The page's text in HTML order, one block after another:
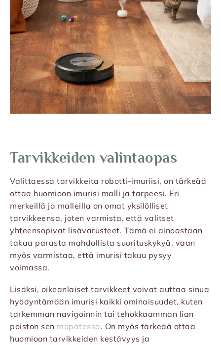
Tarvikkeiden valintaopas
Valittaessa tarvikkeita robotti-imuriisi, on tärkeää
ottaa huomioon imurisi malli ja tarpeesi. Eri
merkeillä ja malleilla on omat yksilölliset
tarvikkeensa, joten varmista, että valitset
yhteensopivat lisävarusteet. Tämä ei ainoastaan
takaa parasta mahdollista suorituskykyä, vaan
myös varmistaa, että imurisi takuu pysyy
voimassa.
Lisäksi, oikeanlaiset tarvikkeet voivat auttaa sinua
hyödyntämään imurisi kaikki ominaisuudet, kuten
tarkemman navigoinnin tai tehokkaamman lian
poiston sen mopatessa. On myös tärkeää ottaa
huomioon tarvikkeiden kestävyys ja